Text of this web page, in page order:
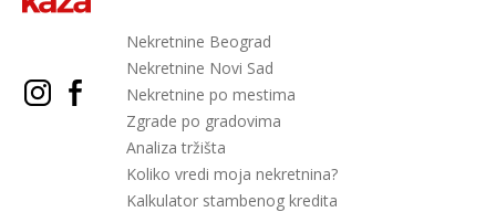
Nekretnine Beograd
Nekretnine Novi Sad
Nekretnine po mestima
Zgrade po gradovima
Analiza tržišta
Koliko vredi moja nekretnina?
Kalkulator stambenog kredita